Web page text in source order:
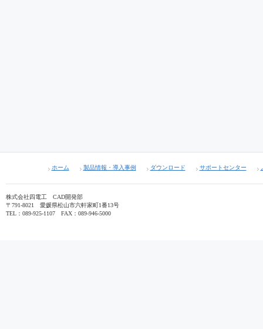
ホーム 製品情報・導入事例 ダウンロード サポートセンター
株式会社四電工 CAD開発部
〒791-8021 愛媛県松山市六軒家町1番13号
TEL：089-925-1107 FAX：089-946-5000